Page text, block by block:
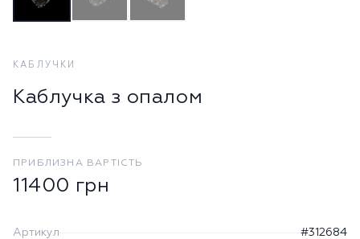
КАБЛУЧКИ
Каблучка з опалом
ПРИБЛИЗНА ВАРТІСТЬ
11400 грн
Артикул #312684